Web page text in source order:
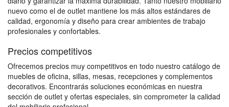
nuevo como el de outlet mantiene los más altos estándares de
calidad, ergonomía y diseño para crear ambientes de trabajo
profesionales y confortables.
Precios competitivos
Ofrecemos precios muy competitivos en todo nuestro catálogo de
muebles de oficina, sillas, mesas, recepciones y complementos
decorativos. Encontrarás soluciones económicas en nuestra
sección de outlet y ofertas especiales, sin comprometer la calidad